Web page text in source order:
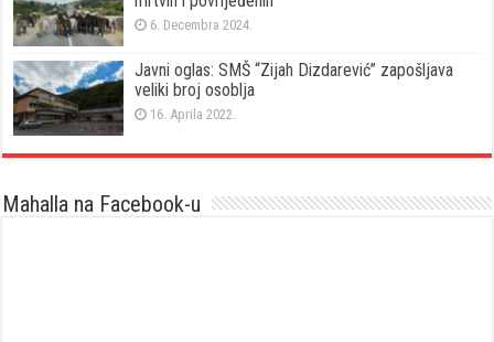
6. Decembra 2024.
Javni oglas: SMŠ “Zijah Dizdarević” zapošljava
veliki broj osoblja
16. Aprila 2022.
Mahalla na Facebook-u